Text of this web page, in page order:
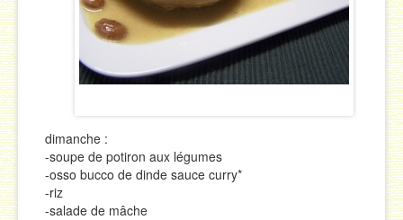
Trucs & Astuces
dimanche :
-soupe de potiron aux légumes
-osso bucco de dinde sauce curry*
-riz
-salade de mâche